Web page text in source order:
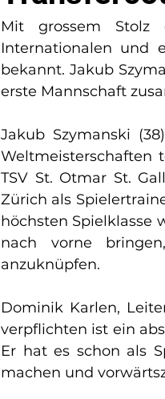
Mit grossem Stolz
Internationalen und
bekannt. Jakub
erste Mannschaft
Jakub Szymanski
Weltmeisterschaften
TSV St. Otmar St.
Zürich als
höchsten Spielklasse
nach vorne
anzuknüpfen.
Dominik Karlen,
verpflichten ist ein
Er hat es schon als
machen und